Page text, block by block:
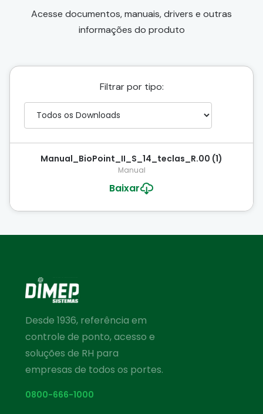
Acesse documentos, manuais, drivers e outras
informações do produto
Filtrar por tipo:
Manual_BioPoint_II_S_14_teclas_R.00 (1)
Manual
Baixar
Desde 1936, referência em
controle de ponto, acesso e
soluções de RH para
empresas de todos os portes.
0800-666-1000